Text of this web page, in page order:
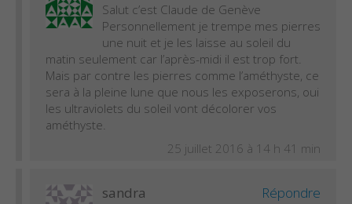
Salut c’est Claude de Genève
Personnellement je trempe mes pierres
une nuit et je les laisse au soleil du
matin seulement car l’après-midi il est trop fort.
Mais par contre les pierres comme l’améthyste, ce
sera à la pleine lune que nous les exposerons, oui
les ultraviolets du soleil vont décolorer vos
améthyste.
25 juillet 2016 à 14 h 41 min
sandra Répondre